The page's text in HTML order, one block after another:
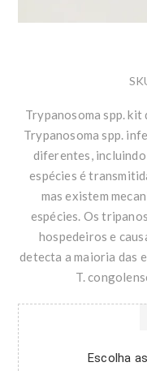
Trypanosoma spp. kit
Trypanosoma spp.
diferentes, incluindo
espécies é
mas existem
espécies. Os
hospedeiros e
detecta a maioria das
T.
Escolha